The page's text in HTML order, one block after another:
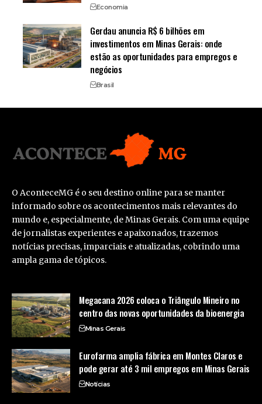
Economia
Gerdau anuncia R$ 6 bilhões em
investimentos em Minas Gerais: onde
estão as oportunidades para empregos e
negócios
Brasil
O AconteceMG é o seu destino online para se manter
informado sobre os acontecimentos mais relevantes do
mundo e, especialmente, de Minas Gerais. Com uma equipe
de jornalistas experientes e apaixonados, trazemos
notícias precisas, imparciais e atualizadas, cobrindo uma
ampla gama de tópicos.
Megacana 2026 coloca o Triângulo Mineiro no
centro das novas oportunidades da bioenergia
Minas Gerais
Eurofarma amplia fábrica em Montes Claros e
pode gerar até 3 mil empregos em Minas Gerais
Notícias